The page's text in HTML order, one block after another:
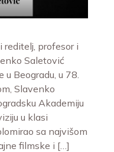
profesor i
Saletović
Beogradu, u 78.
Slavenko
Akademiju
u klasi
sa najvišom
filmske i […]